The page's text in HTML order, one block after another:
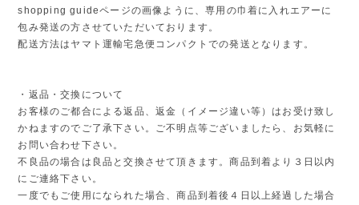
shopping guideページの画像ように、専用の巾着に入れエアーに
包み発送の方させていただいております。
配送方法はヤマト運輸宅急便コンパクトでの発送となります。
・返品・交換について
お客様のご都合による返品、返金（イメージ違い等）はお受け致し
かねますのでご了承下さい。ご不明点等ございましたら、お気軽に
お問い合わせ下さい。
不良品の場合は良品と交換させて頂きます。商品到着より３日以内
にご連絡下さい。
一度でもご使用になられた場合、商品到着後４日以上経過した場合